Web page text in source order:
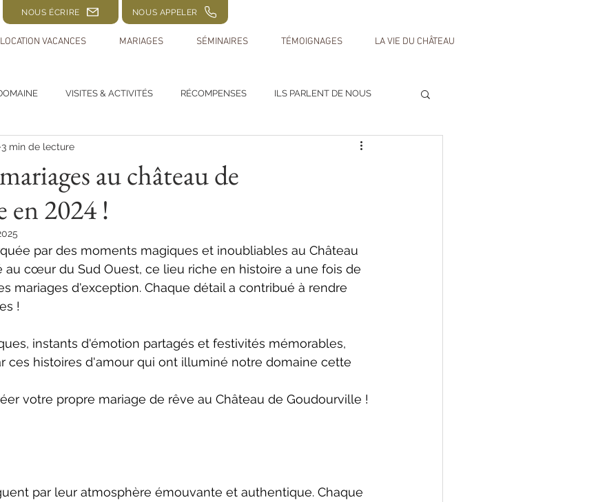
NOUS APPELER
NOUS ÉCRIRE
LOCATION VACANCES MARIAGES SÉMINAIRES TÉMOIGNAGES LA VIE DU CHÂTEAU
VISITES & ACTIVITÉS RÉCOMPENSES ILS PARLENT DE NOUS
au château de
2024 !
3 min de lecture
par des moments magiques et inoubliables au Château
au cœur du Sud Ouest, ce lieu riche en histoire a une fois de
mariages d'exception. Chaque détail a contribué à rendre
!
instants d'émotion partagés et festivités mémorables,
ces histoires d'amour qui ont illuminé notre domaine cette
votre propre mariage de rêve au Château de Goudourville !
par leur atmosphère émouvante et authentique. Chaque